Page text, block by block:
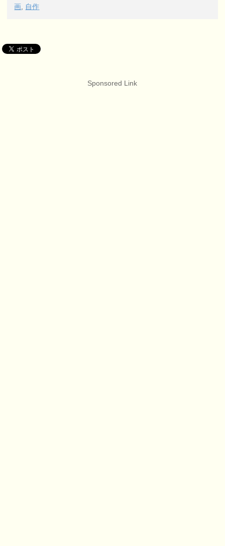
画, 自作
Sponsored Link